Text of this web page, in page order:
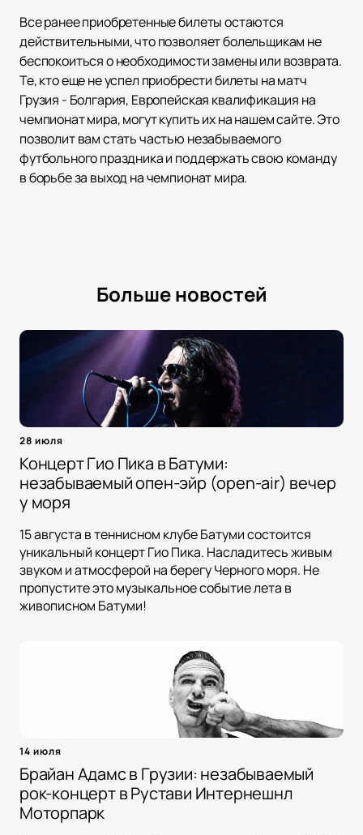
Все ранее приобретенные билеты остаются
действительными, что позволяет болельщикам не
беспокоиться о необходимости замены или возврата.
Те, кто еще не успел приобрести билеты на матч
Грузия - Болгария, Европейская квалификация на
чемпионат мира, могут купить их на нашем сайте. Это
позволит вам стать частью незабываемого
футбольного праздника и поддержать свою команду
в борьбе за выход на чемпионат мира.
Больше новостей
28 июля
Концерт Гио Пика в Батуми:
незабываемый опен-эйр (open-air) вечер
у моря
15 августа в теннисном клубе Батуми состоится
уникальный концерт Гио Пика. Насладитесь живым
звуком и атмосферой на берегу Черного моря. Не
пропустите это музыкальное событие лета в
живописном Батуми!
14 июля
Брайан Адамс в Грузии: незабываемый
рок-концерт в Рустави Интернешнл
Моторпарк